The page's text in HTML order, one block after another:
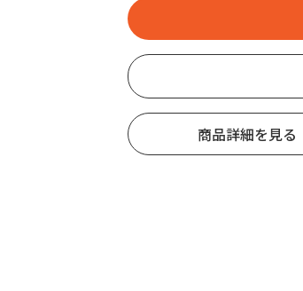
商品詳細を見る